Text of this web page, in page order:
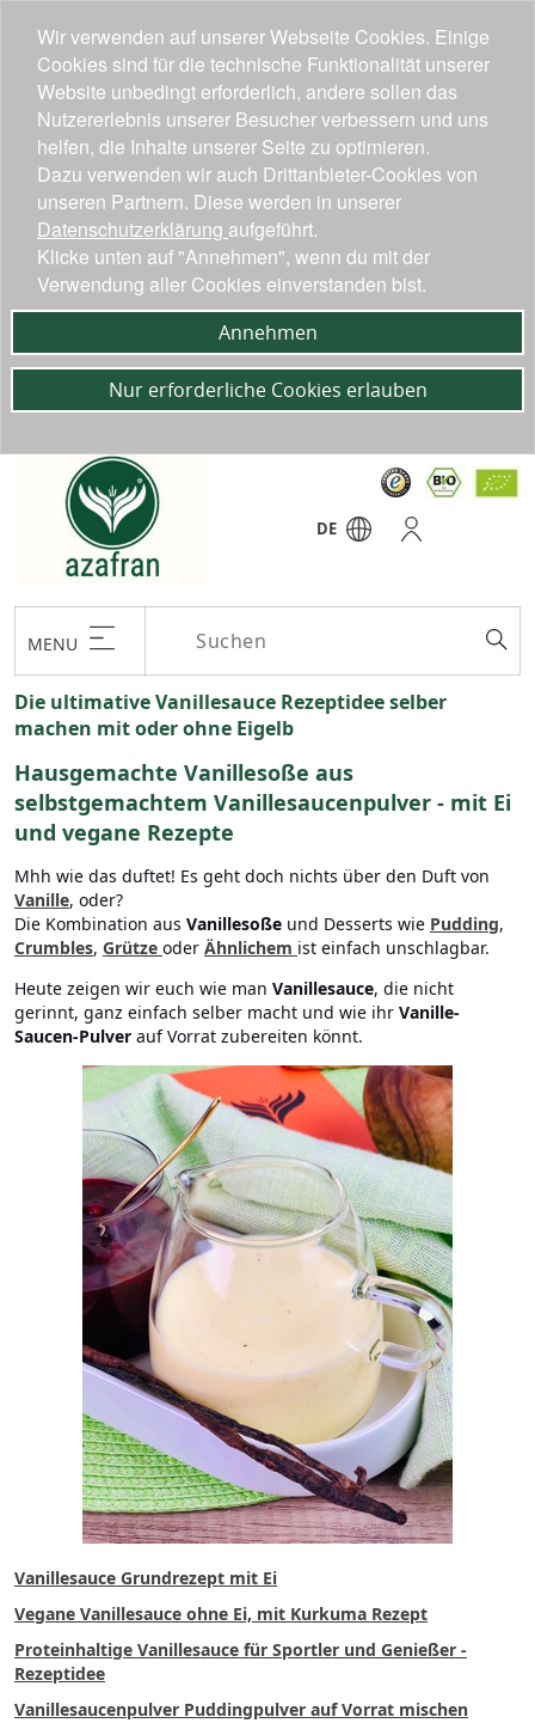
DE
MENU
Die ultimative Vanillesauce Rezeptidee selber
machen mit oder ohne Eigelb
Hausgemachte Vanillesoße aus
selbstgemachtem Vanillesaucenpulver - mit Ei
und vegane Rezepte
Mhh wie das duftet! Es geht doch nichts über den Duft von
Vanille, oder?
Die Kombination aus Vanillesoße und Desserts wie Pudding,
Crumbles, Grütze oder Ähnlichem ist einfach unschlagbar.
Heute zeigen wir euch wie man Vanillesauce, die nicht
gerinnt, ganz einfach selber macht und wie ihr Vanille-
Saucen-Pulver auf Vorrat zubereiten könnt.
Vanillesauce Grundrezept mit Ei
Vegane Vanillesauce ohne Ei, mit Kurkuma Rezept
Proteinhaltige Vanillesauce für Sportler und Genießer -
Rezeptidee
Vanillesaucenpulver Puddingpulver auf Vorrat mischen
Wir verwenden auf unserer Webseite Cookies. Einige
Cookies sind für die technische Funktionalität unserer
Website unbedingt erforderlich, andere sollen das
Nutzererlebnis unserer Besucher verbessern und uns
helfen, die Inhalte unserer Seite zu optimieren.
Dazu verwenden wir auch Drittanbieter-Cookies von
unseren Partnern. Diese werden in unserer
Datenschutzerklärung aufgeführt.
Klicke unten auf "Annehmen", wenn du mit der
Verwendung aller Cookies einverstanden bist.
Annehmen
Nur erforderliche Cookies erlauben